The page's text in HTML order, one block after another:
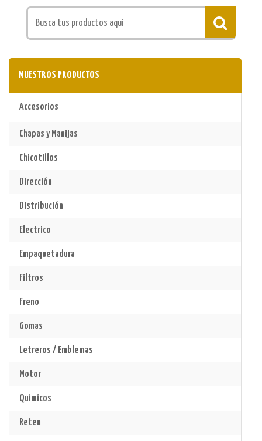
NUESTROS PRODUCTOS
Accesorios
Chapas y Manijas
Chicotillos
Dirección
Distribución
Electrico
Empaquetadura
Filtros
Freno
Gomas
Letreros / Emblemas
Motor
Quimicos
Reten